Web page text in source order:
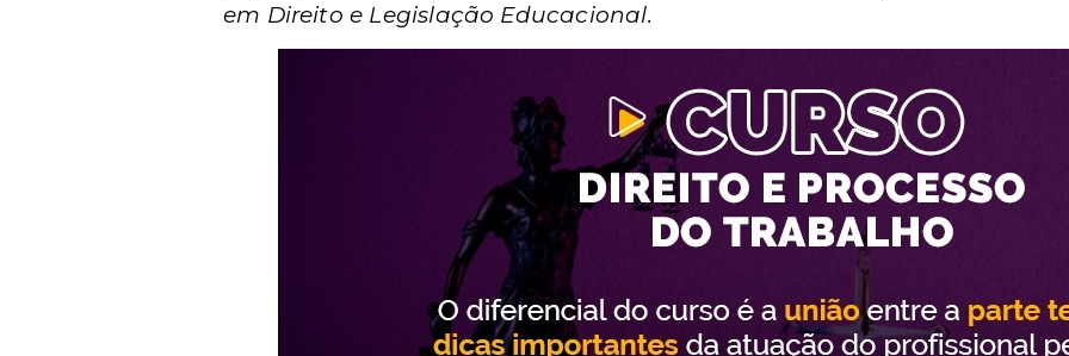
em Direito e Legislação Educacional.